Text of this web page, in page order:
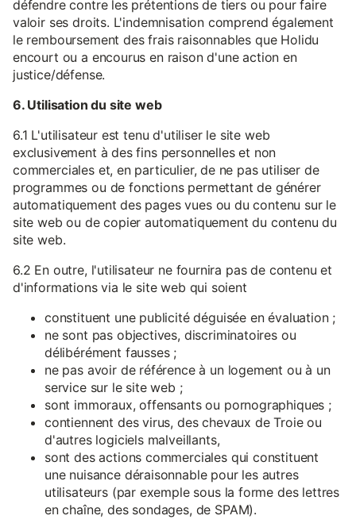
défendre contre les prétentions de tiers ou pour faire
valoir ses droits. L'indemnisation comprend également
le remboursement des frais raisonnables que Holidu
encourt ou a encourus en raison d'une action en
justice/défense.
6. Utilisation du site web
6.1 L'utilisateur est tenu d'utiliser le site web
exclusivement à des fins personnelles et non
commerciales et, en particulier, de ne pas utiliser de
programmes ou de fonctions permettant de générer
automatiquement des pages vues ou du contenu sur le
site web ou de copier automatiquement du contenu du
site web.
6.2 En outre, l'utilisateur ne fournira pas de contenu et
d'informations via le site web qui soient
constituent une publicité déguisée en évaluation ;
ne sont pas objectives, discriminatoires ou
délibérément fausses ;
ne pas avoir de référence à un logement ou à un
service sur le site web ;
sont immoraux, offensants ou pornographiques ;
contiennent des virus, des chevaux de Troie ou
d'autres logiciels malveillants,
sont des actions commerciales qui constituent
une nuisance déraisonnable pour les autres
utilisateurs (par exemple sous la forme des lettres
en chaîne, des sondages, de SPAM).